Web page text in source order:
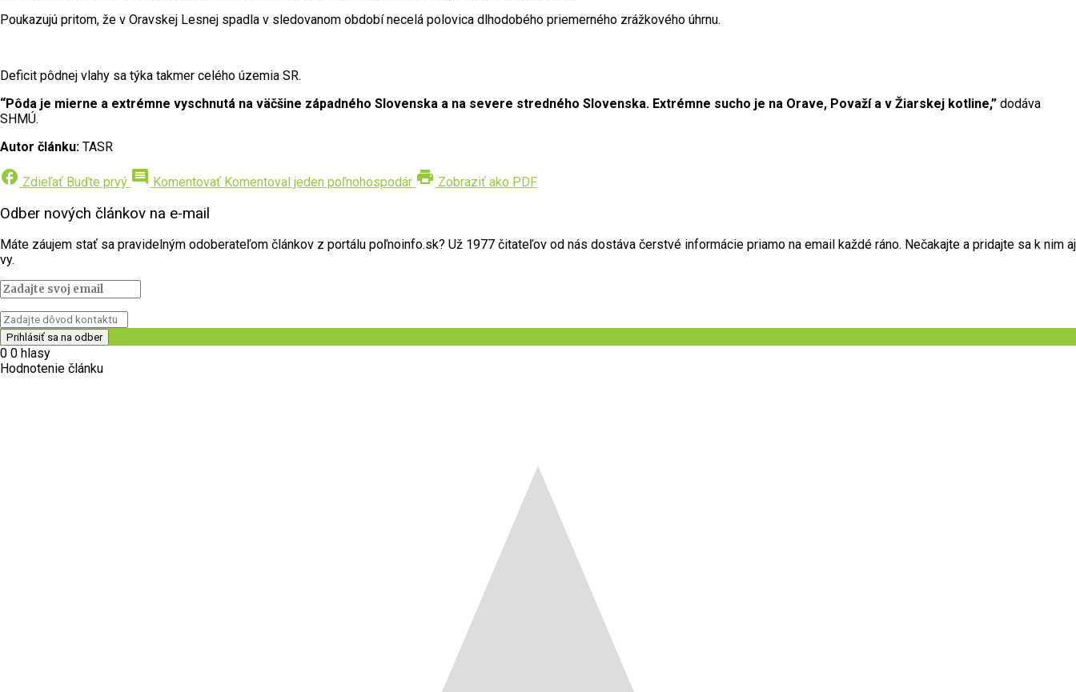
Poukazujú pritom, že v Oravskej Lesnej spadla v sledovanom období necelá polovica dlhodobého priemerného zrážkového úhrnu.
Deficit pôdnej vlahy sa týka takmer celého územia SR.
“Pôda je mierne a extrémne vyschnutá na väčšine západného Slovenska a na severe stredného Slovenska. Extrémne sucho je na Orave, Považí a v Žiarskej kotline,” dodáva
SHMÚ.
Autor článku: TASR
facebook Zdieľať Buďte prvý comment Komentovať Komentoval jeden poľnohospodár print Zobraziť ako PDF
Odber nových článkov na e-mail
Máte záujem stať sa pravidelným odoberateľom článkov z portálu poľnoinfo.sk? Už 1977 čitateľov od nás dostáva čerstvé informácie priamo na email každé ráno. Nečakajte a pridajte sa k nim aj
vy.
0 0 hlasy
Hodnotenie článku